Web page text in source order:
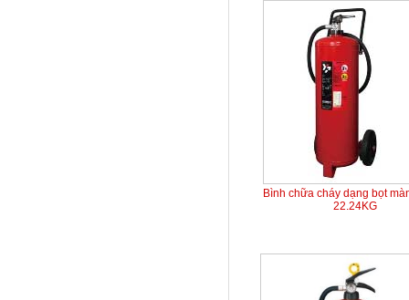
Bình chữa cháy dạng bọt
22.24KG